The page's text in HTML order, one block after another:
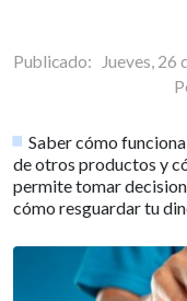
Publicado: Jueves, 26
Saber cómo
de otros productos y
permite tomar
cómo resguardar tu